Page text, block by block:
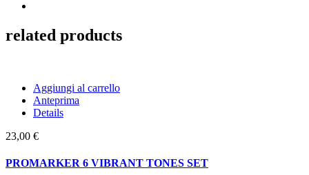
related products
Aggiungi al carrello
Anteprima
Details
23,00 €
PROMARKER 6 VIBRANT TONES SET